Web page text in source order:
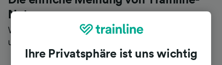
Nutzern
Wer könnte Ihnen besseres Feedback geben als
unsere Kunden selbst?
Ihre Privatsphäre ist uns wichtig